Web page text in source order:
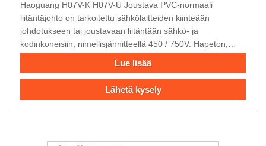
Haoguang H07V-K H07V-U Joustava PVC-normaali
liitäntäjohto on tarkoitettu sähkölaitteiden kiinteään
johdotukseen tai joustavaan liitäntään sähkö- ja
kodinkoneisiin, nimellisjännitteellä 450 / 750V. Hapeton,
Lue lisää
Lähetä kysely